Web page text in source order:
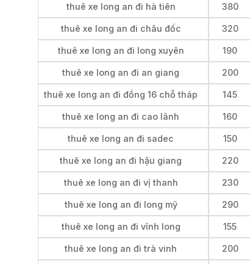
thuê xe long an đi hà tiên 380
thuê xe long an đi châu đốc 320
thuê xe long an đi long xuyên 190
thuê xe long an đi an giang 200
thuê xe long an đi đồng 16 chỗ tháp 145
thuê xe long an đi cao lãnh 160
thuê xe long an đi sadec 150
thuê xe long an đi hậu giang 220
thuê xe long an đi vị thanh 230
thuê xe long an đi long mỹ 290
thuê xe long an đi vĩnh long 155
thuê xe long an đi trà vinh 200